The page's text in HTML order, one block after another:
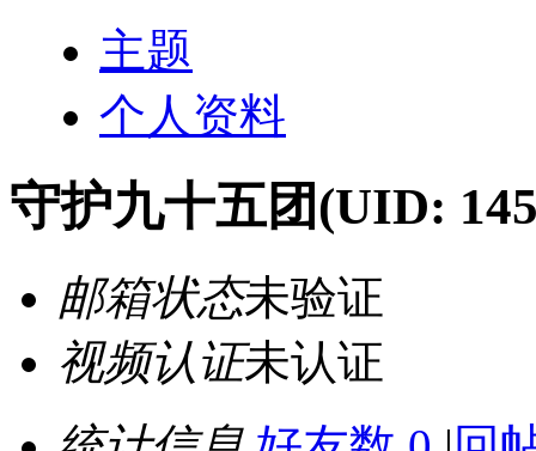
主题
个人资料
守护九十五团(UID:
邮箱状态未验证
视频认证未认证